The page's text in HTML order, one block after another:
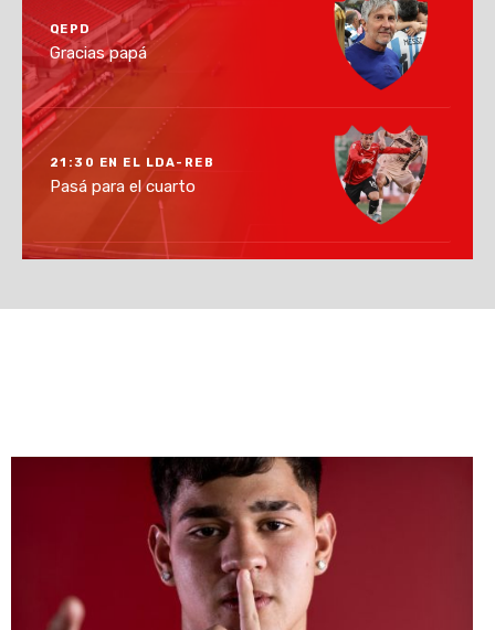
QEPD
Gracias papá
21:30 EN EL LDA-REB
Pasá para el cuarto